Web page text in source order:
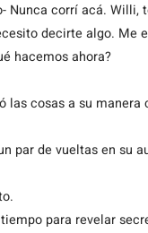
Nunca corrí acá. Willi,
decirte algo. Me
hacemos ahora?
las cosas a su
par de vueltas en su
para revelar